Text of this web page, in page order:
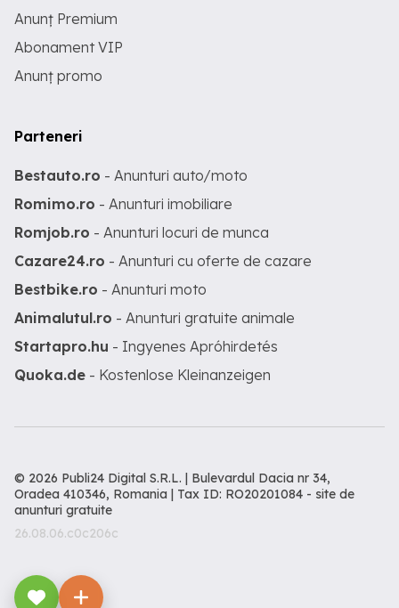
Anunț Premium
Abonament VIP
Anunț promo
Parteneri
Bestauto.ro - Anunturi auto/moto
Romimo.ro - Anunturi imobiliare
Romjob.ro - Anunturi locuri de munca
Cazare24.ro - Anunturi cu oferte de cazare
Bestbike.ro - Anunturi moto
Animalutul.ro - Anunturi gratuite animale
Startapro.hu - Ingyenes Apróhirdetés
Quoka.de - Kostenlose Kleinanzeigen
© 2026 Publi24 Digital S.R.L. | Bulevardul Dacia nr 34,
Oradea 410346, Romania | Tax ID: RO20201084 - site de
anunturi gratuite
26.08.06.c0c206c